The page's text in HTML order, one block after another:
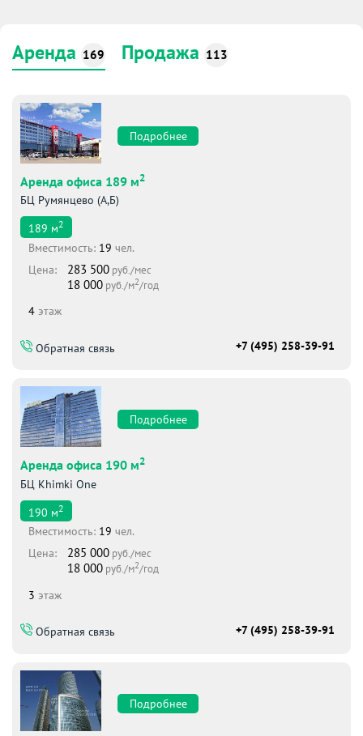
Аренда 169 Продажа 113
Подробнее
Аренда офиса 189 м2
БЦ Румянцево (А,Б)
189 м2
Вместимоcть: 19 чел.
Цена:
283 500 руб./мес
18 000 руб./м2/год
4 этаж
Обратная связь +7 (495) 258-39-91
Подробнее
Аренда офиса 190 м2
БЦ Khimki One
190 м2
Вместимоcть: 19 чел.
Цена:
285 000 руб./мес
18 000 руб./м2/год
3 этаж
Обратная связь +7 (495) 258-39-91
Подробнее